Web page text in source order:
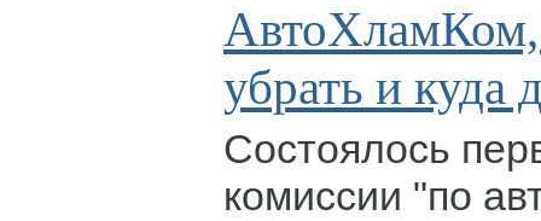
убрать и куда
Состоялось
комиссии "по